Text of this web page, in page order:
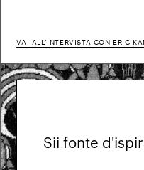
VAI ALL’INTERVISTA CON ERIC
Sii fonte